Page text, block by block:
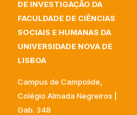
DE INVESTIGAÇÃO DA
FACULDADE DE CIÊNCIAS
SOCIAIS E HUMANAS DA
UNIVERSIDADE NOVA DE
LISBOA
Campus de Campolide,
Colégio Almada Negreiros |
Gab. 348